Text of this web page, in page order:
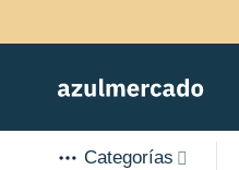
to
Categorías